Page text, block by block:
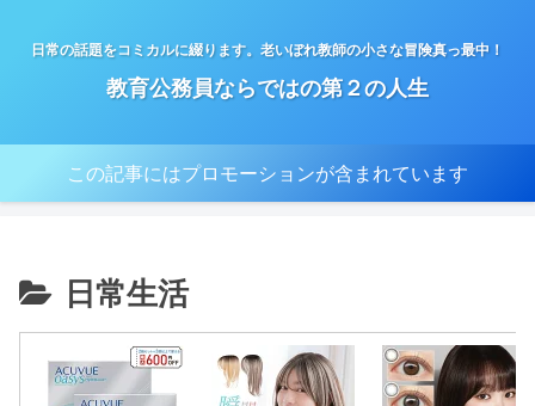
日常の話題をコミカルに綴ります。老いぼれ教師の小さな冒険真っ最中！
教育公務員ならではの第２の人生
この記事にはプロモーションが含まれています
日常生活